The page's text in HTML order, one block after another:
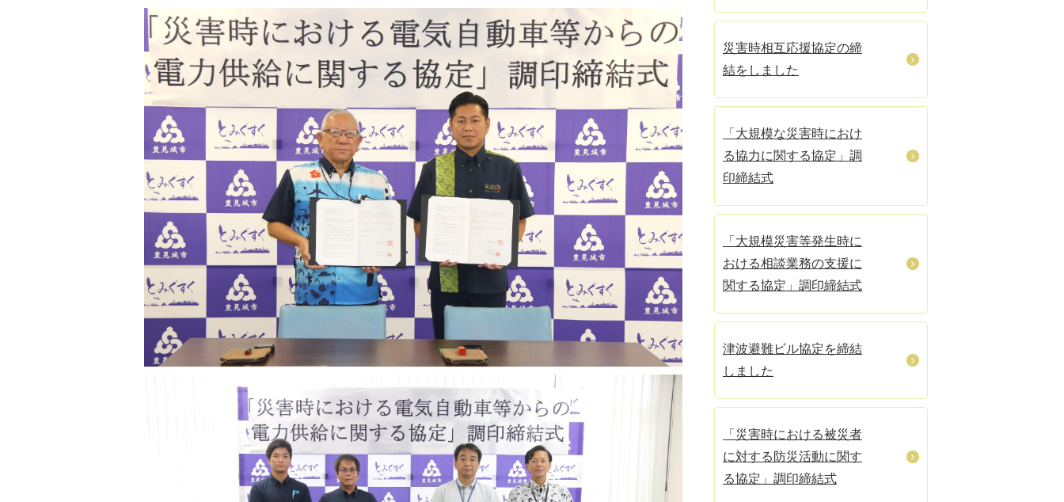
災害時相互応援協定の締
結をしました
「大規模な災害時におけ
る協力に関する協定」調
印締結式
「大規模災害等発生時に
おける相談業務の支援に
関する協定」調印締結式
津波避難ビル協定を締結
しました
「災害時における被災者
に対する防災活動に関す
る協定」調印締結式